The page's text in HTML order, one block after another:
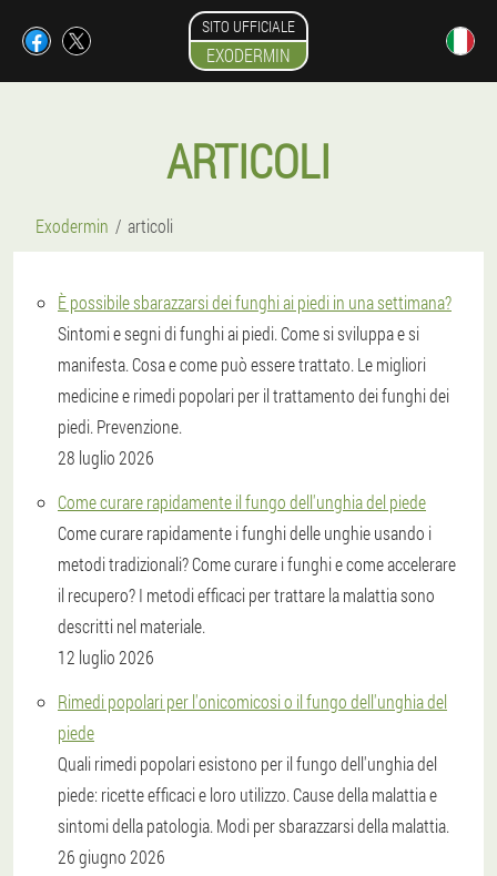
SITO UFFICIALE
EXODERMIN
ARTICOLI
Exodermin articoli
È possibile sbarazzarsi dei funghi ai piedi in una settimana?
Sintomi e segni di funghi ai piedi. Come si sviluppa e si
manifesta. Cosa e come può essere trattato. Le migliori
medicine e rimedi popolari per il trattamento dei funghi dei
piedi. Prevenzione.
28 luglio 2026
Come curare rapidamente il fungo dell'unghia del piede
Come curare rapidamente i funghi delle unghie usando i
metodi tradizionali? Come curare i funghi e come accelerare
il recupero? I metodi efficaci per trattare la malattia sono
descritti nel materiale.
12 luglio 2026
Rimedi popolari per l'onicomicosi o il fungo dell'unghia del
piede
Quali rimedi popolari esistono per il fungo dell'unghia del
piede: ricette efficaci e loro utilizzo. Cause della malattia e
sintomi della patologia. Modi per sbarazzarsi della malattia.
26 giugno 2026